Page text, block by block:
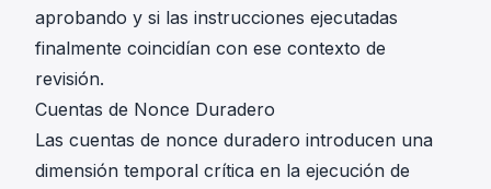
aprobando y si las instrucciones ejecutadas
finalmente coincidían con ese contexto de
revisión.
Cuentas de Nonce Duradero
Las cuentas de nonce duradero introducen una
dimensión temporal crítica en la ejecución de